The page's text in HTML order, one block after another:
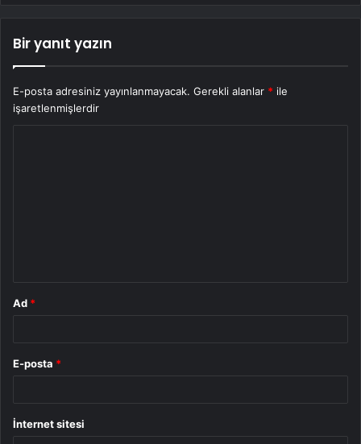
Bir yanıt yazın
E-posta adresiniz yayınlanmayacak. Gerekli alanlar * ile
işaretlenmişlerdir
Ad *
E-posta *
İnternet sitesi